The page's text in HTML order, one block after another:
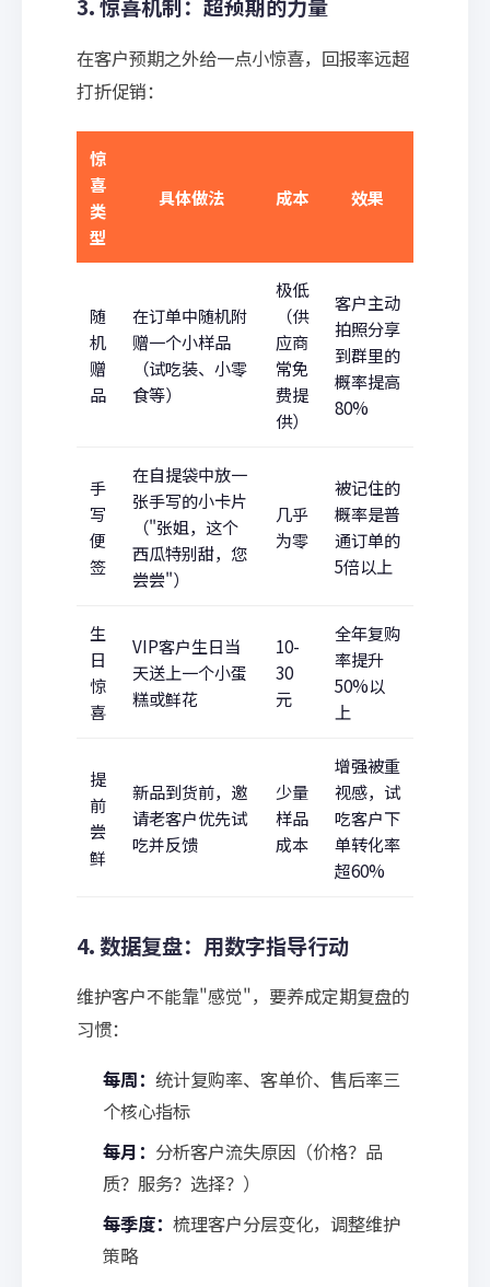
3. 惊喜机制：超预期的力量
在客户预期之外给一点小惊喜，回报率远超
打折促销：
惊
喜
类
型
具体做法 成本 效果
随
机
赠
品
在订单中随机附
赠一个小样品
（试吃装、小零
食等）
极低
（供
应商
常免
费提
供）
客户主动
拍照分享
到群里的
概率提高
80%
手
写
便
签
在自提袋中放一
张手写的小卡片
（"张姐，这个
西瓜特别甜，您
尝尝"）
几乎
为零
被记住的
概率是普
通订单的
5倍以上
生
日
惊
喜
VIP客户生日当
天送上一个小蛋
糕或鲜花
10-
30
元
全年复购
率提升
50%以
上
提
前
尝
鲜
新品到货前，邀
请老客户优先试
吃并反馈
少量
样品
成本
增强被重
视感，试
吃客户下
单转化率
超60%
4. 数据复盘：用数字指导行动
维护客户不能靠"感觉"，要养成定期复盘的
习惯：
每周： 统计复购率、客单价、售后率三
个核心指标
每月： 分析客户流失原因（价格？品
质？服务？选择？）
每季度： 梳理客户分层变化，调整维护
策略